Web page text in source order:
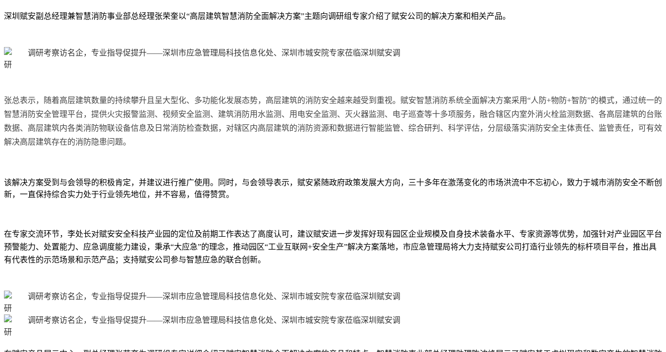
深圳赋安副总经理兼智慧消防事业部总经理张荣奎以“高层建筑智慧消防全面解决方案”主题向调研组专家介绍了赋安公司的解决方案和相关产品。
张总表示，随着高层建筑数量的持续攀升且呈大型化、多功能化发展态势，高层建筑的消防安全越来越受到重视。赋安智慧消防系统全面解决方案采用“人防+物防+智防”的模式，通过统一的
智慧消防安全管理平台，提供火灾报警监测、视频安全监测、建筑消防用水监测、用电安全监测、灭火器监测、电子巡查等十多项服务，融合辖区内室外消火栓监测数据、各高层建筑的台账
数据、高层建筑内各类消防物联设备信息及日常消防检查数据，对辖区内高层建筑的消防资源和数据进行智能监管、综合研判、科学评估，分层级落实消防安全主体责任、监管责任，可有效
解决高层建筑存在的消防隐患问题。
该解决方案受到与会领导的积极肯定，并建议进行推广使用。同时，与会领导表示，赋安紧随政府政策发展大方向，三十多年在激荡变化的市场洪流中不忘初心，致力于城市消防安全不断创
新，一直保持综合实力处于行业领先地位，并不容易，值得赞赏。
在专家交流环节，李处长对赋安安全科技产业园的定位及前期工作表达了高度认可，建议赋安进一步发挥好现有园区企业规模及自身技术装备水平、专家资源等优势，加强针对产业园区平台
预警能力、处置能力、应急调度能力建设，秉承“大应急”的理念，推动园区“工业互联网+安全生产”解决方案落地，市应急管理局将大力支持赋安公司打造行业领先的标杆项目平台，推出具
有代表性的示范场景和示范产品；支持赋安公司参与智慧应急的联合创新。